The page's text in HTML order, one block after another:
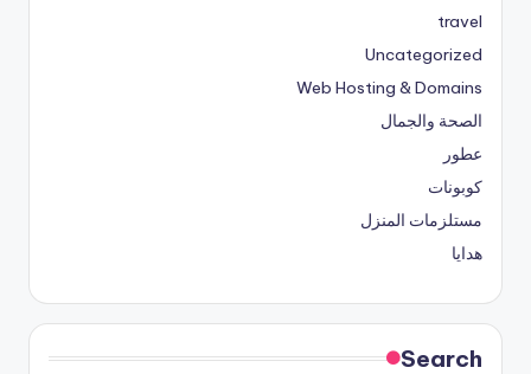
travel
Uncategorized
Web Hosting & Domains
الصحة والجمال
عطور
كوبونات
مستلزمات المنزل
هدايا
Search